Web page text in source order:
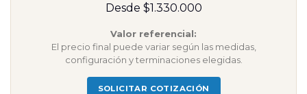
Desde $1.330.000
Valor referencial:
El precio final puede variar según las medidas,
configuración y terminaciones elegidas.
SOLICITAR COTIZACIÓN